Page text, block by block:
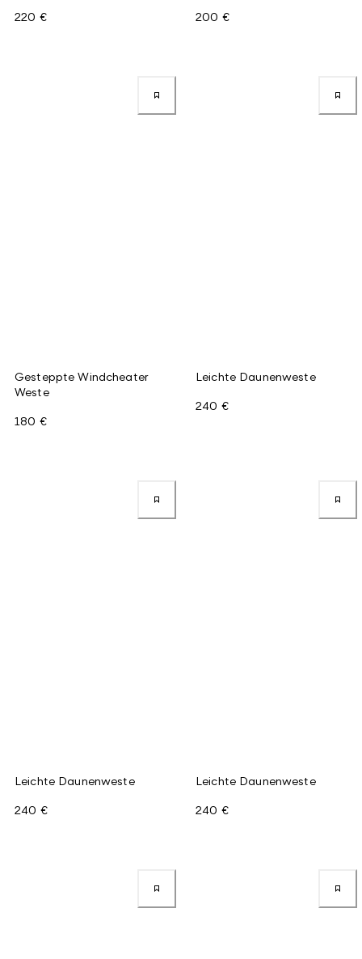
220 € 200 €
Gesteppte Windcheater
Weste
180 €
Leichte Daunenweste
240 €
Leichte Daunenweste
240 €
Leichte Daunenweste
240 €